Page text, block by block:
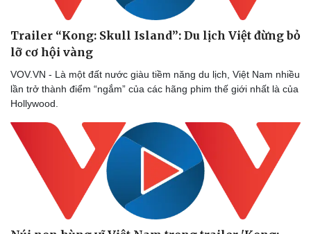
Sức khỏe
Dinh dưỡng - món ngon
Cây thuốc
Sản phụ khoa
Nhi khoa
Nam khoa
Làm đẹp - giảm cân
Phòng mạch online
Đời sống
Nhà đẹp
Tình yêu - Gia đình
Trailer “Kong: Skull Island”: Du lịch Việt đừng bỏ
lỡ cơ hội vàng
VOV.VN - Là một đất nước giàu tiềm năng du lịch, Việt Nam nhiều
lần trở thành điểm “ngắm” của các hãng phim thế giới nhất là của
Hollywood.